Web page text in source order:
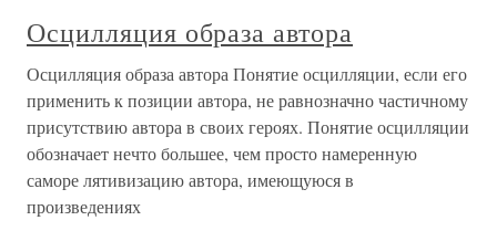
Осцилляция образа автора
Осцилляция образа автора Понятие осцилляции, если его
применить к позиции автора, не равнозначно частичному
присутствию автора в своих героях. Понятие осцилляции
обозначает нечто большее, чем просто намеренную
саморе лятивизацию автора, имеющуюся в
произведениях